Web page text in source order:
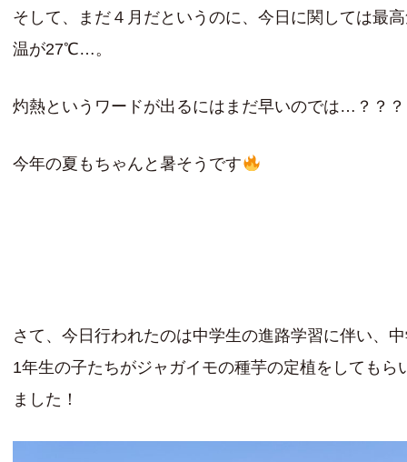
そして、まだ４月だというのに、今日に関しては最
温が27℃…。
灼熱というワードが出るにはまだ早いのでは…？？？
今年の夏もちゃんと暑そうです
さて、今日行われたのは中学生の進路学習に伴い、
1年生の子たちがジャガイモの種芋の定植をしてもら
ました！